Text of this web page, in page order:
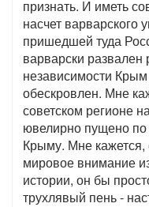
признать. И иметь
насчет
пришедшей туда
варварски
независимости
обескровлен. Мне
советском регионе
ювелирно пущено по
Крыму. Мне
мировое внимание
истории, он бы
трухлявый пень -